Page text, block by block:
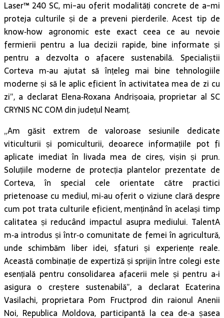
Laser™ 240 SC, mi-au oferit modalități concrete de a-mi
proteja culturile și de a preveni pierderile. Acest tip de
know‑how agronomic este exact ceea ce au nevoie
fermierii pentru a lua decizii rapide, bine informate și
pentru a dezvolta o afacere sustenabilă. Specialiștii
Corteva m‑au ajutat să înțeleg mai bine tehnologiile
moderne și să le aplic eficient în activitatea mea de zi cu
zi”, a declarat Elena‑Roxana Andrișoaia, proprietar al SC
CRYNIS NC COM din județul Neamț.
„Am găsit extrem de valoroase sesiunile dedicate
viticulturii și pomiculturii, deoarece informațiile pot fi
aplicate imediat în livada mea de cireș, vișin și prun.
Soluțiile moderne de protecția plantelor prezentate de
Corteva, în special cele orientate către practici
prietenoase cu mediul, mi‑au oferit o viziune clară despre
cum pot trata culturile eficient, menținând în același timp
calitatea și reducând impactul asupra mediului. TalentA
m‑a introdus și într‑o comunitate de femei în agricultură,
unde schimbăm liber idei, sfaturi și experiențe reale.
Această combinație de expertiză și sprijin între colegi este
esențială pentru consolidarea afacerii mele și pentru a‑i
asigura o creștere sustenabilă”, a declarat Ecaterina
Vasilachi, proprietara Pom Fructprod din raionul Anenii
Noi, Republica Moldova, participantă la cea de‑a șasea